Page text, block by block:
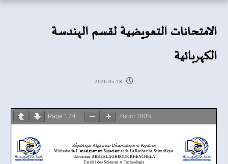
الامتحانات التعويضية لقسم الهندسة
الكهربائية
2026-05-18
Page 1 / 4 Zoom 100%